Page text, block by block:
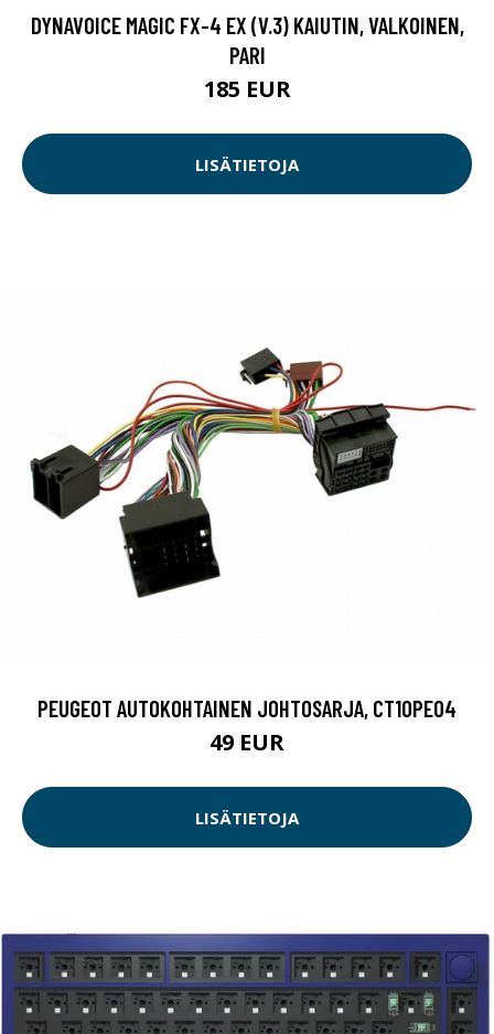
DYNAVOICE MAGIC FX-4 EX (V.3) KAIUTIN, VALKOINEN,
PARI
185 EUR
LISÄTIETOJA
PEUGEOT AUTOKOHTAINEN JOHTOSARJA, CT10PE04
49 EUR
LISÄTIETOJA